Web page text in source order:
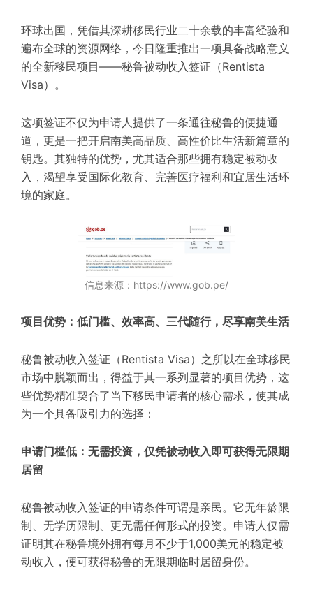
环球出国，凭借其深耕移民行业二十余载的丰富经验和
遍布全球的资源网络，今日隆重推出一项具备战略意义
的全新移民项目——秘鲁被动收入签证（Rentista
Visa）。
这项签证不仅为申请人提供了一条通往秘鲁的便捷通
道，更是一把开启南美高品质、高性价比生活新篇章的
钥匙。其独特的优势，尤其适合那些拥有稳定被动收
入，渴望享受国际化教育、完善医疗福利和宜居生活环
境的家庭。
信息来源：https://www.gob.pe/
项目优势：低门槛、效率高、三代随行，尽享南美生活
秘鲁被动收入签证（Rentista Visa）之所以在全球移民
市场中脱颖而出，得益于其一系列显著的项目优势，这
些优势精准契合了当下移民申请者的核心需求，使其成
为一个具备吸引力的选择：
申请门槛低：无需投资，仅凭被动收入即可获得无限期
居留
秘鲁被动收入签证的申请条件可谓是亲民。它无年龄限
制、无学历限制、更无需任何形式的投资。申请人仅需
证明其在秘鲁境外拥有每月不少于1,000美元的稳定被
动收入，便可获得秘鲁的无限期临时居留身份。